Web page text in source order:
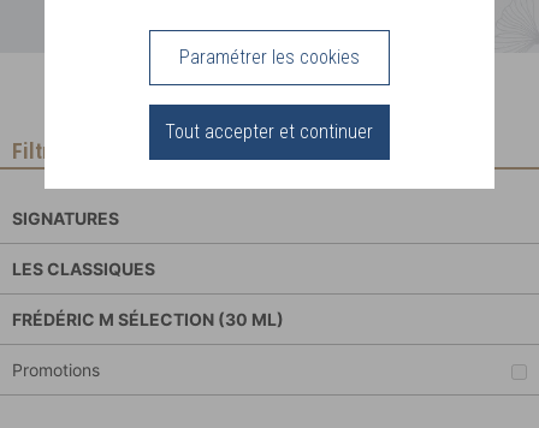
Paramétrer les cookies
Tout accepter et continuer
Filtrer
SIGNATURES
LES CLASSIQUES
FRÉDÉRIC M SÉLECTION (30 ML)
Promotions